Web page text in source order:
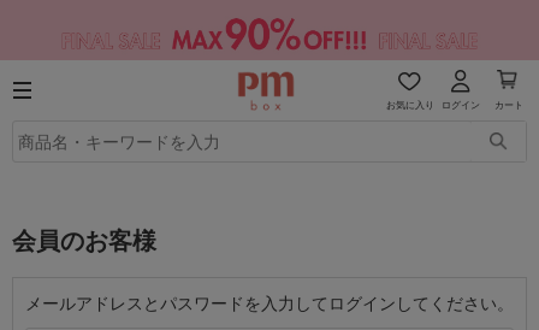
お気に入り ログイン カート
会員のお客様
メールアドレスとパスワードを入力してログインしてください。